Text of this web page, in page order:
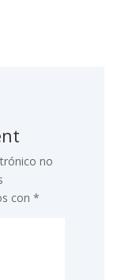
no
con *